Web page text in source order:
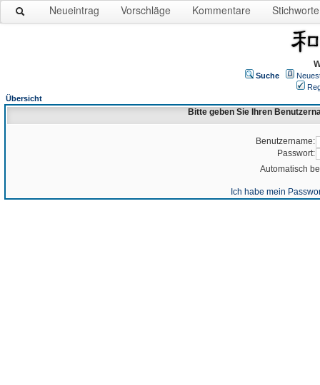
Neueintrag Vorschläge Kommentare Stichworte
Suche
Übersicht
Bitte geben Sie Ihren
Benutzername:
Passwort:
Automatisch
Ich habe mein